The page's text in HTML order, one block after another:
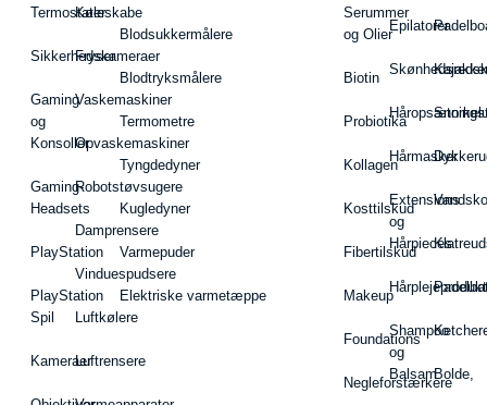
Termostater
Sikkerhedskameraer
Gaming
og
Konsoller
Gaming-
Headsets
PlayStation
PlayStation
Spil
Kameraer
Køleskabe
Fryser
Vaskemaskiner
Opvaskemaskiner
Robotstøvsugere
Damprensere
Vinduespudsere
Luftkølere
Luftrensere
Blodsukkermålere
Blodtryksmålere
Termometre
Tyngdedyner
Kugledyner
Varmepuder
Elektriske varmetæppe
Serummer
og Olier
Biotin
Probiotika
Kollagen
Kosttilskud
Fibertilskud
Makeup
Foundations
Negleforstærkere
Epilatorer
Hårmasker
Extensions
og
Hårpieces
Shampoo
og
Balsam
Vandsko
Bolde,